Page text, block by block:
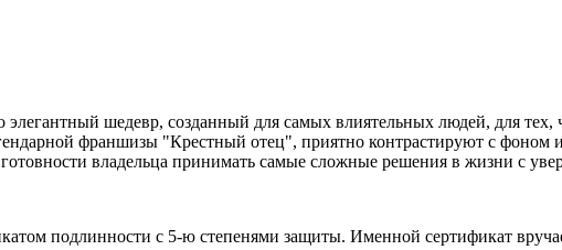
шедевр, созданный для самых влиятельных людей, для тех,
франшизы "Крестный отец", приятно контрастируют с фоном
владельца принимать самые сложные решения в жизни с
подлинности с 5-ю степенями защиты. Именной сертификат